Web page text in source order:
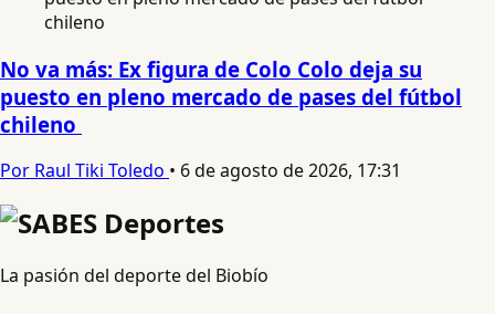
No va más: Ex figura de Colo Colo deja su
puesto en pleno mercado de pases del fútbol
chileno
Por Raul Tiki Toledo • 6 de agosto de 2026, 17:31
La pasión del deporte del Biobío